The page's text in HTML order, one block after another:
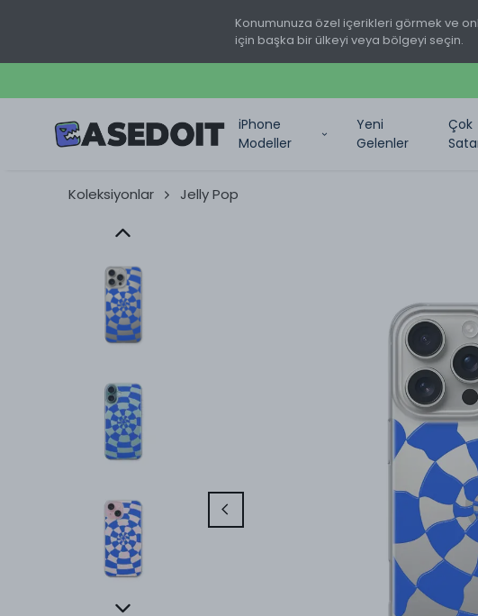
Konumunuza özel içerikleri görmek ve
için başka bir ülkeyi veya bölgeyi seçin.
iPhone
Modeller
Yeni
Gelenler
Çok
Koleksiyonlar Jelly Pop